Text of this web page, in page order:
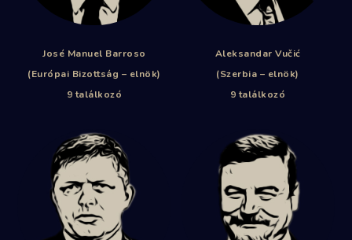
José Manuel Barroso
(Európai Bizottság – elnök)
9 találkozó
Aleksandar Vučić
(Szerbia – elnök)
9 találkozó